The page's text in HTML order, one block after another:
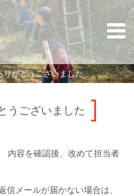
りがとうございました
うございました
内容を確認後、改めて担当者
メールが届かない場合は、